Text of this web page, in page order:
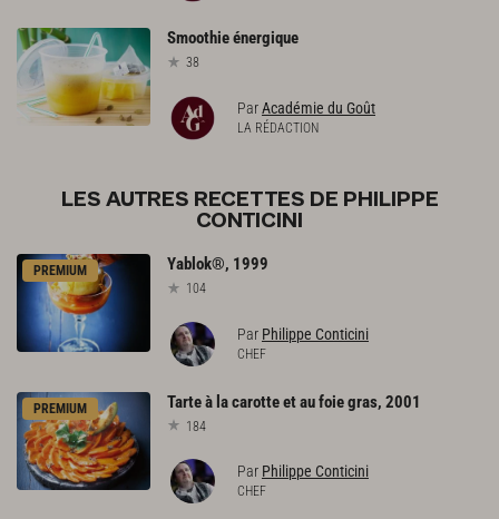
Smoothieénergique
38
ParAcadémie du Goût
LA RÉDACTION
LES AUTRES RECETTES DE PHILIPPE
CONTICINI
PREMIUM Yablok®, 1999
104
Par Philippe Conticini
CHEF
PREMIUM Tarteà lacarotteetaufoiegras, 2001
184
Par Philippe Conticini
CHEF